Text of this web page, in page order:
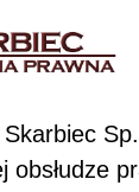
obsłudze